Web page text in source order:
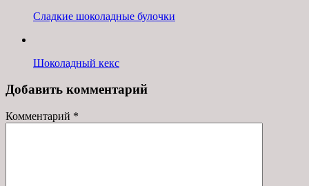
Сладкие шоколадные булочки
Шоколадный кекс
Добавить комментарий
Комментарий *